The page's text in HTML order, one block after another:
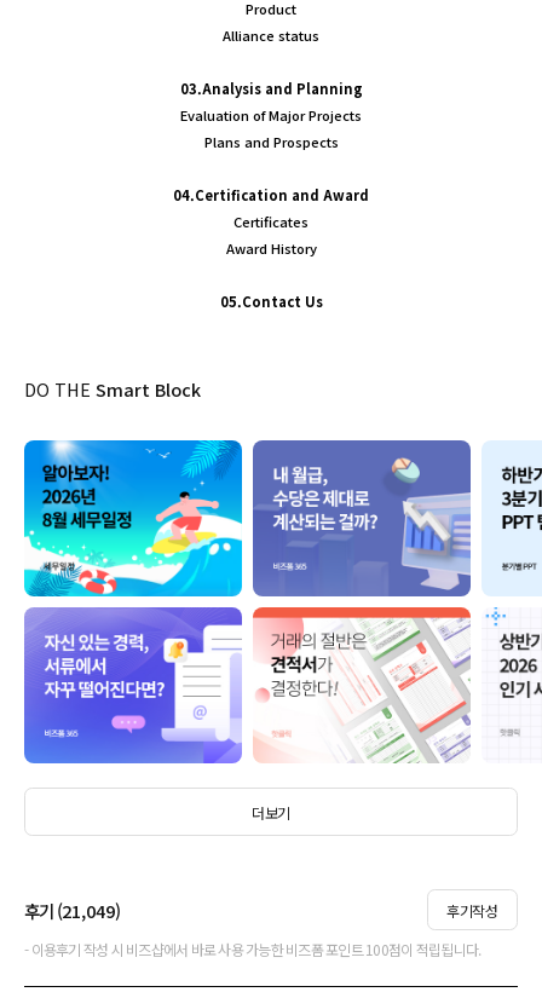
Product
Alliance status
03.Analysis and Planning
Evaluation of Major Projects
Plans and Prospects
04.Certification and Award
Certificates
Award History
05.Contact Us
DO THE Smart Block
더보기
후기 (21,049)
- 이용후기 작성 시 비즈샵에서 바로 사용 가능한 비즈폼 포인트 100점이 적립됩니다.
후기작성